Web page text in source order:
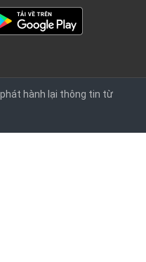
hành lại thông tin từ